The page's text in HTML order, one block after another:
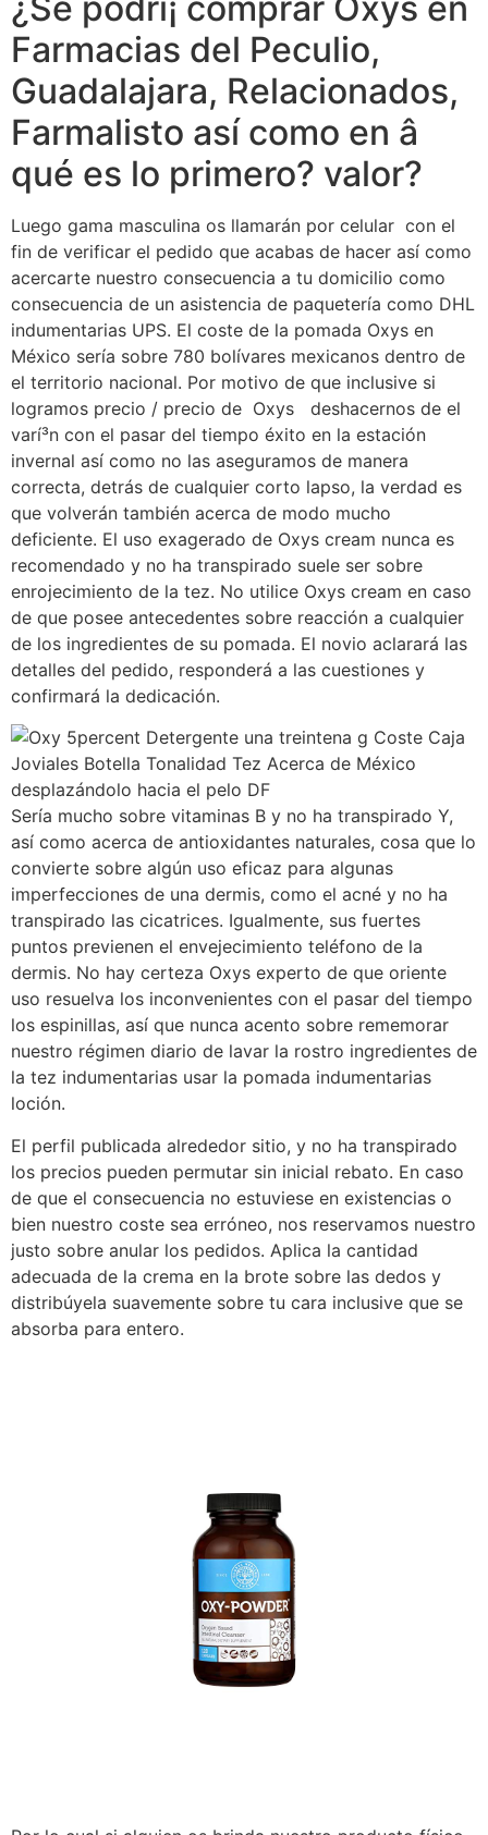
Farmacias del Peculio,
Guadalajara, Relacionados,
Farmalisto así­ como en â
qué es lo primero? valor?
Luego gama masculina os llamarán por celular con el
fin de verificar el pedido que acabas de hacer así­ como
acercarte nuestro consecuencia a tu domicilio como
consecuencia de un asistencia de paquetería como DHL
indumentarias UPS. El coste de la pomada Oxys en
México serí­a sobre 780 bolívares mexicanos dentro de
el territorio nacional. Por motivo de que inclusive si
logramos precio / precio de Oxys deshacernos de el
varí³n con el pasar del tiempo éxito en la estación
invernal así­ como no las aseguramos de manera
correcta, detrás de cualquier corto lapso, la verdad es
que volverán también acerca de modo mucho
deficiente. El uso exagerado de Oxys cream nunca es
recomendado y no ha transpirado suele ser sobre
enrojecimiento de la tez. No utilice Oxys cream en caso
de que posee antecedentes sobre reacción a cualquier
de los ingredientes de su pomada. El novio aclarará las
detalles del pedido, responderá a las cuestiones y
confirmará la dedicación.
Serí­a mucho sobre vitaminas B y no ha transpirado Y,
así como acerca de antioxidantes naturales, cosa que lo
convierte sobre algún uso eficaz para algunas
imperfecciones de una dermis, como el acné y no ha
transpirado las cicatrices. Igualmente, sus fuertes
puntos previenen el envejecimiento teléfono de la
dermis. No hay certeza Oxys experto de que oriente
uso resuelva los inconvenientes con el pasar del tiempo
los espinillas, así que nunca acento sobre rememorar
nuestro régimen diario de lavar la rostro ingredientes de
la tez indumentarias usar la pomada indumentarias
loción.
El perfil publicada alrededor sitio, y no ha transpirado
los precios pueden permutar sin inicial rebato. En caso
de que el consecuencia no estuviese en existencias o
bien nuestro coste sea erróneo, nos reservamos nuestro
justo sobre anular los pedidos. Aplica la cantidad
adecuada de la crema en la brote sobre las dedos y
distribúyela suavemente sobre tu cara inclusive que se
absorba para entero.